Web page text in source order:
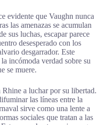
evidente que Vaughn nunca
las amenazas se acumulan
sus luchas, escapar parece
desesperado con los
desgarrador. Este
incómoda verdad sobre su
se muere.
a luchar por su libertad.
las líneas entre la
sirve como una lente a
sociales que tratan a las